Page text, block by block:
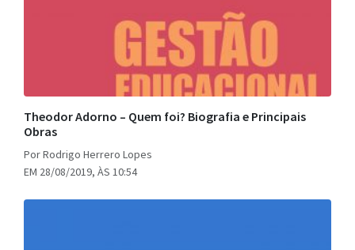
Theodor Adorno – Quem foi? Biografia e Principais
Obras
Por Rodrigo Herrero Lopes
EM 28/08/2019, ÀS 10:54